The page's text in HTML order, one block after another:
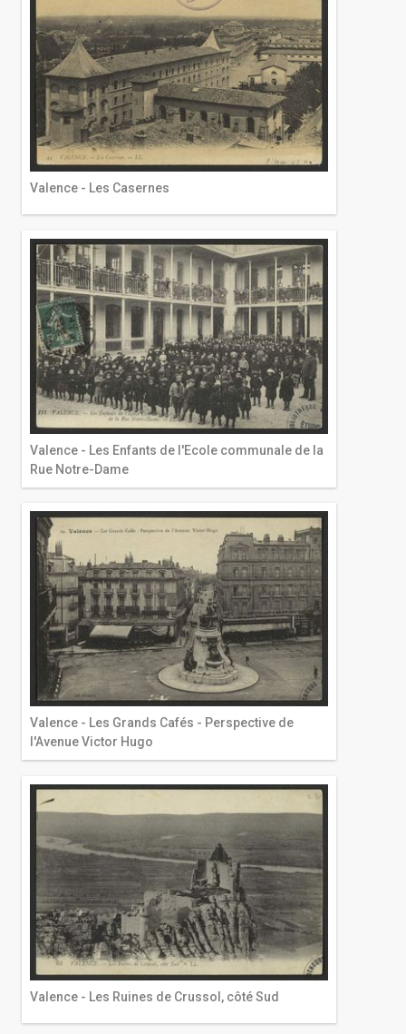
Valence - Les Casernes
Valence - Les Enfants de l'Ecole communale de la
Rue Notre-Dame
Valence - Les Grands Cafés - Perspective de
l'Avenue Victor Hugo
Valence - Les Ruines de Crussol, côté Sud